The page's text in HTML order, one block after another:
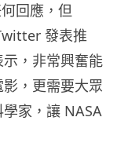
回應，但
發表推
，非常興奮能
，更需要大眾
家，讓 NASA